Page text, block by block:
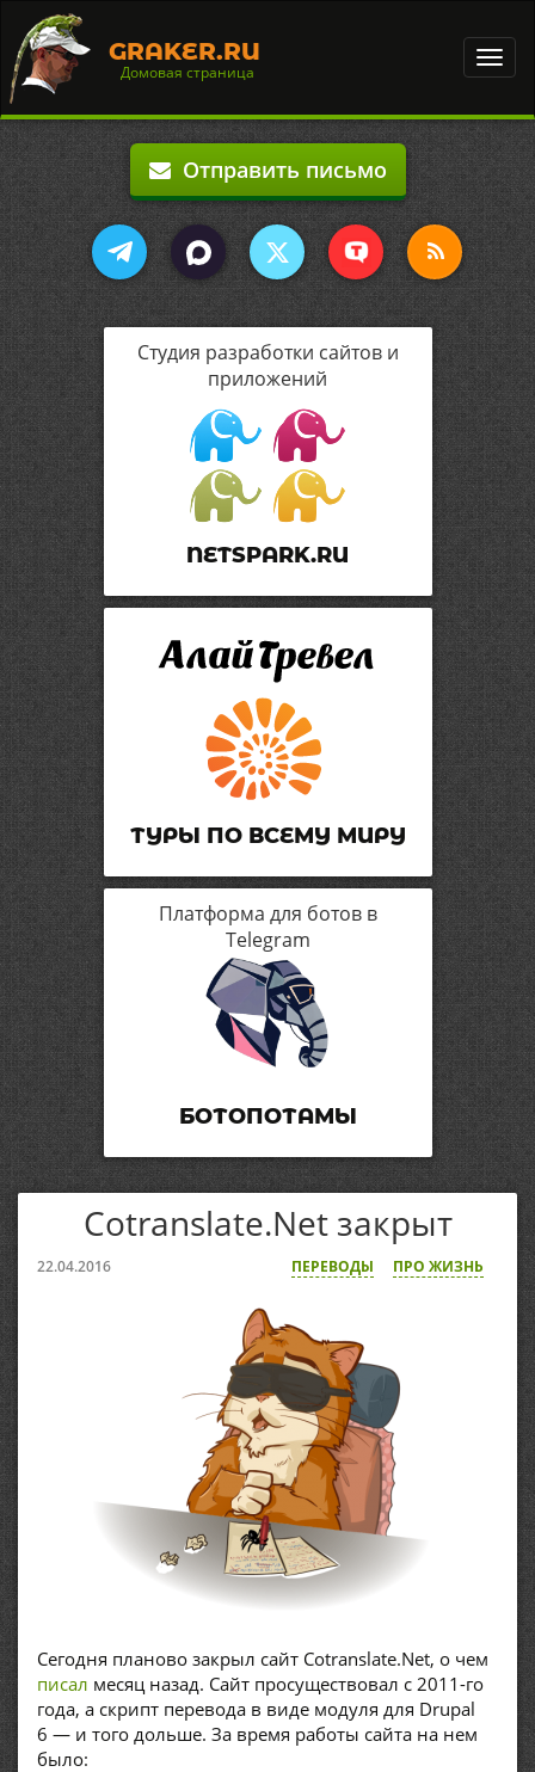
GRAKER.RU
Домовая страница
Отправить письмо
Студия разработки сайтов и
приложений
NETSPARK.RU
ТУРЫ ПО ВСЕМУ МИРУ
Платформа для ботов в
Telegram
БОТОПОТАМЫ
Cotranslate.Net закрыт
22.04.2016 ПЕРЕВОДЫ ПРО ЖИЗНЬ
Сегодня планово закрыл сайт Cotranslate.Net, о чем
писал месяц назад. Сайт просуществовал с 2011-го
года, а скрипт перевода в виде модуля для Drupal
6 — и того дольше. За время работы сайта на нем
было: